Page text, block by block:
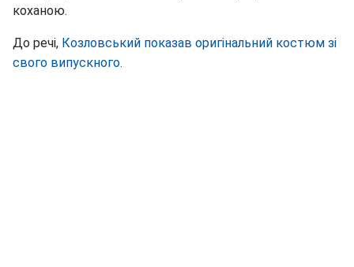
коханою.
До речі, Козловський показав оригінальний костюм зі
свого випускного.